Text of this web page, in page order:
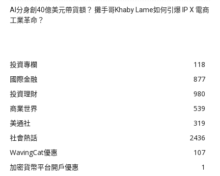
AI分身創40億美元帶貨額？ 攤手哥Khaby Lame如何引爆 IP X 電商
工業革命？
投資專欄
118
國際金融
877
投資理財
980
商業世界
539
美通社
319
社會熱話
2436
WavingCat優惠
107
加密貨幣平台開戶優惠
1